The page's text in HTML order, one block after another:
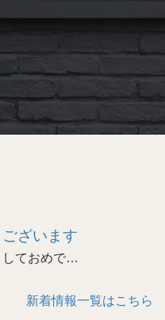
ざいます
ておめで…
新着情報一覧はこちら